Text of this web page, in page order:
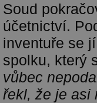
Soud
účetnictví.
inventuře se
spolku, který
vůbec
řekl, že je asi